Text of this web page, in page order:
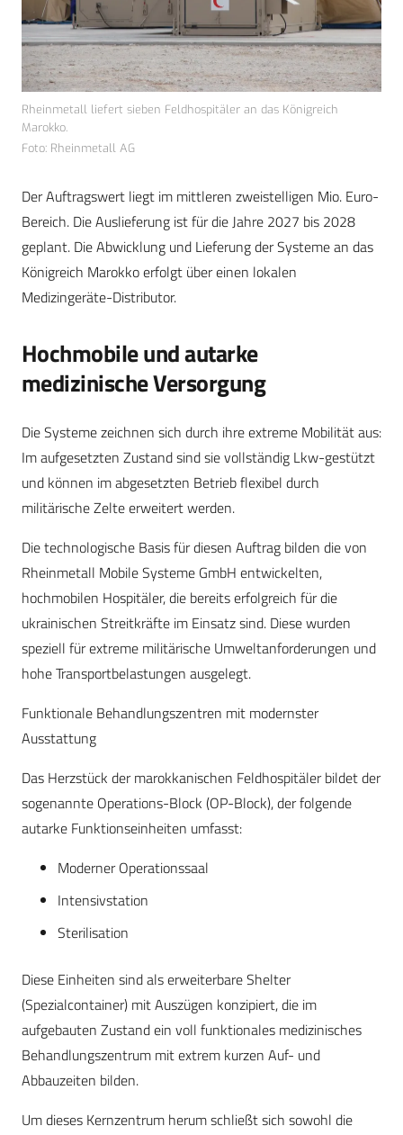
Rheinmetall liefert sieben Feldhospitäler an das Königreich
Marokko.
Foto: Rheinmetall AG
Der Auftragswert liegt im mittleren zweistelligen Mio. Euro-
Bereich. Die Auslieferung ist für die Jahre 2027 bis 2028
geplant. Die Abwicklung und Lieferung der Systeme an das
Königreich Marokko erfolgt über einen lokalen
Medizingeräte-Distributor.
Hochmobile und autarke
medizinische Versorgung
Die Systeme zeichnen sich durch ihre extreme Mobilität aus:
Im aufgesetzten Zustand sind sie vollständig Lkw-gestützt
und können im abgesetzten Betrieb flexibel durch
militärische Zelte erweitert werden.
Die technologische Basis für diesen Auftrag bilden die von
Rheinmetall Mobile Systeme GmbH entwickelten,
hochmobilen Hospitäler, die bereits erfolgreich für die
ukrainischen Streitkräfte im Einsatz sind. Diese wurden
speziell für extreme militärische Umweltanforderungen und
hohe Transportbelastungen ausgelegt.
Funktionale Behandlungszentren mit modernster
Ausstattung
Das Herzstück der marokkanischen Feldhospitäler bildet der
sogenannte Operations-Block (OP-Block), der folgende
autarke Funktionseinheiten umfasst:
Moderner Operationssaal
Intensivstation
Sterilisation
Diese Einheiten sind als erweiterbare Shelter
(Spezialcontainer) mit Auszügen konzipiert, die im
aufgebauten Zustand ein voll funktionales medizinisches
Behandlungszentrum mit extrem kurzen Auf- und
Abbauzeiten bilden.
Um dieses Kernzentrum herum schließt sich sowohl die